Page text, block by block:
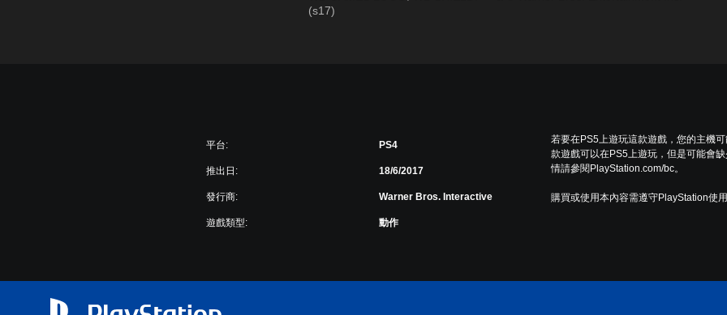
(s17)
平台: PS4
推出日: 18/6/2017
發行商: Warner Bros. Interactive
遊戲類型: 動作
若要在PS5上遊玩這款遊戲，您的主機
款遊戲可以在PS5上遊玩，但是可能會
情請參閱PlayStation.com/bc。
購買或使用本內容需遵守PlayStation使